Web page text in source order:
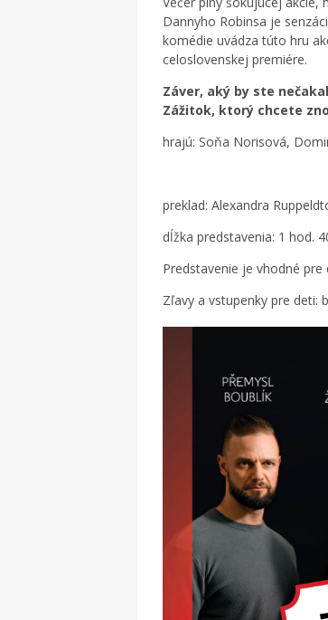
Dannyho Robinsa je
komédie uvádza túto hru
celoslovenskej premiére.
Záver, aký by ste
Zážitok, ktorý chcete
hrajú: Soňa Norisová,
preklad: Alexandra
dĺžka predstavenia: 1 hod.
Predstavenie je vhodné
Zľavy a vstupenky pre deti: